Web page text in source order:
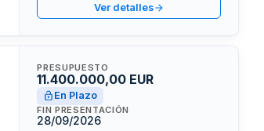
Ver detalles
PRESUPUESTO
11.400.000,00 EUR
En Plazo
FIN PRESENTACIÓN
28/09/2026